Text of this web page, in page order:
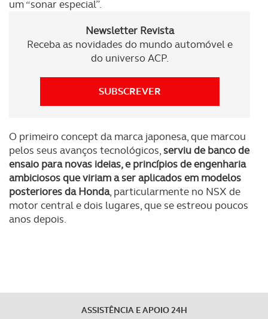
dados pessoais serão realizadas apenas com o seu
consentimento e quando tal se afigure estritamente
necessário no contexto dos serviços a prestar.
Realçamos que o bloqueio de certo tipo de Cookies e
Consulte a política de cookies do site.
um “sonar especial”.
Newsletter Revista
Receba as novidades do mundo automóvel e
do universo ACP.
SUBSCREVER
O primeiro concept da marca japonesa, que marcou
pelos seus avanços tecnológicos,serviu de banco de
ensaio para novas ideias, e princípios de engenharia
ambiciosos que viriam a ser aplicados em modelos
posteriores da Honda, particularmente no NSX de
motor central e dois lugares, que se estreou poucos
anos depois.
ASSISTÊNCIA E APOIO 24H